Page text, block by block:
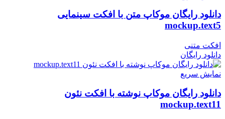
دانلود رایگان موکاپ متن با افکت سینمایی
mockup.text5
افکت متنی
دانلود رایگان
نمایش سریع
دانلود رایگان موکاپ نوشته با افکت نئون
mockup.text11